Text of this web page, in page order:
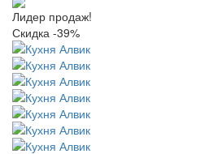
Лидер продаж!
Скидка -39%